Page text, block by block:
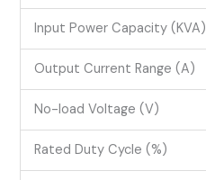
Input Power Capacity (KVA)
Output Current Range (A)
No-load Voltage (V)
Rated Duty Cycle (%)